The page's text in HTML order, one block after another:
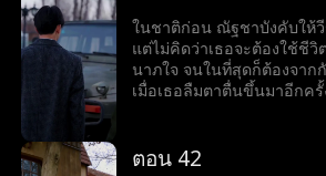
มหาวิทยาลัยไว้ และเริ่มต้น
ในชาติก่อน ณัฐชาบังคับให้
แต่ไม่คิดว่าเธอจะต้องใช้ชีวิ
นาภใจ จนในที่สุดก็ต้องจา
เมื่อเธอลืมตาตื่นขึ้นมาอีกค
แต่งงานกับวีรวัฒน์ แต่ในครั้
ตอน 42